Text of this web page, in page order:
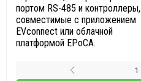
портом RS-485 и контроллеры,
совместимые с приложением
EVconnect или облачной
платформой EPoCA.